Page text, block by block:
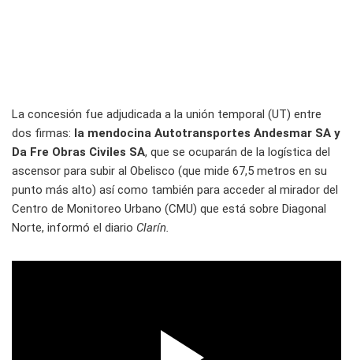
La concesión fue adjudicada a la unión temporal (UT) entre
dos firmas: la mendocina Autotransportes Andesmar SA y
Da Fre Obras Civiles SA, que se ocuparán de la logística del
ascensor para subir al Obelisco (que mide 67,5 metros en su
punto más alto) así como también para acceder al mirador del
Centro de Monitoreo Urbano (CMU) que está sobre Diagonal
Norte, informó el diario Clarín.